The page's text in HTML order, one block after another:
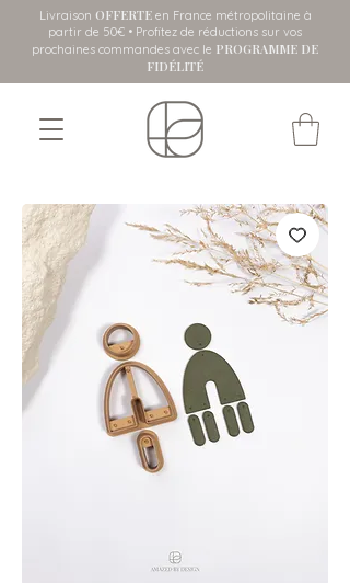
Livraison OFFERTEen France métropolitaine à
partir de 50€ • Profitez de réductions sur vos
prochaines commandes avec le PROGRAMME DE
FIDÉLITÉ